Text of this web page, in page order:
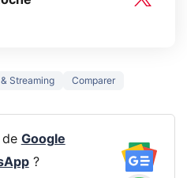
Streaming Comparer
de Google
?